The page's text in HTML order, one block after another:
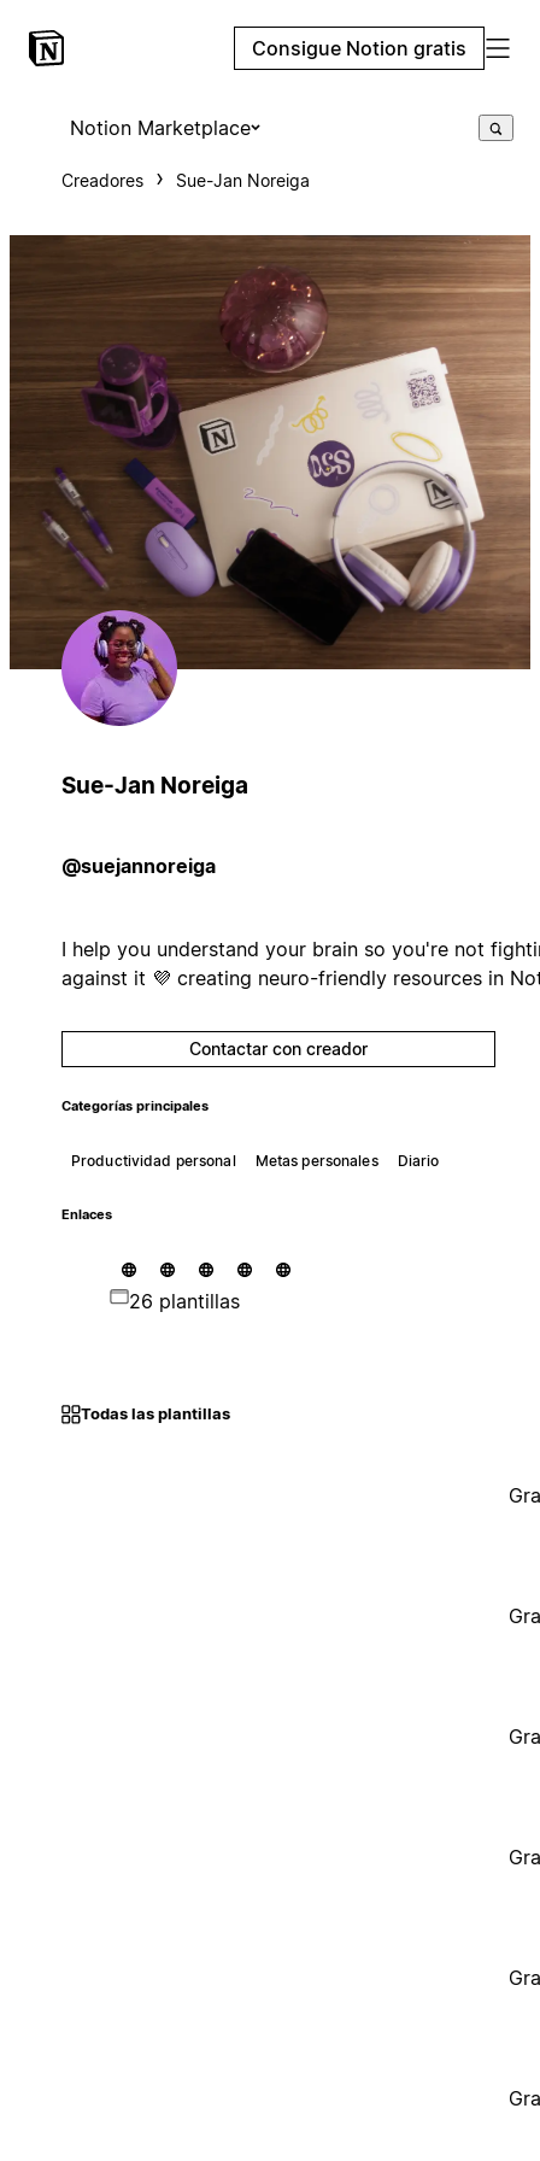
Consigue Notion gratis
Notion Marketplace
Creadores Sue-Jan Noreiga
Sue-Jan Noreiga
@suejannoreiga
I help you understand your brain so you're not
against it 💜 creating neuro-friendly resources in
Contactar con creador
Categorías principales
Productividad personal Metas personales Diario
Enlaces
26 plantillas
Todas las plantillas